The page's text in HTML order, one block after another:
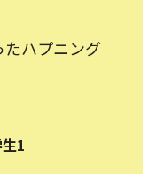
ハプニング
1